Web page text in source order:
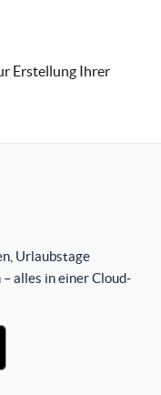
Erstellung Ihrer
Urlaubstage
alles in einer Cloud-